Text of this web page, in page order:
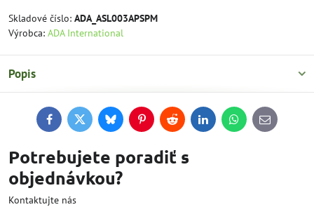
Skladové číslo: ADA_ASL003APSPM
Výrobca: ADA International
Popis
FacebookTwitterBlueskyPinterestReddit LinkedInWhatsApp
E-
mail
Potrebujete poradiť s
objednávkou?
Kontaktujte nás